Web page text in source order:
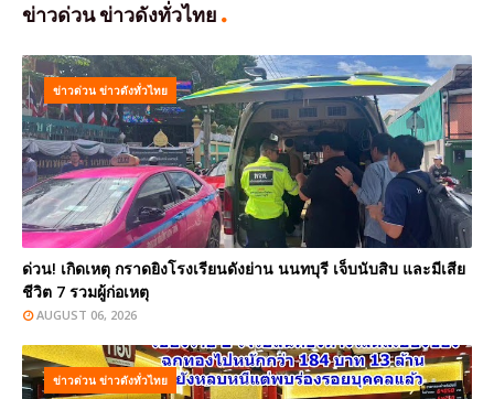
ข่าวด่วน ข่าวดังทั่วไทย
ข่าวด่วน ข่าวดังทั่วไทย
ด่วน! เกิดเหตุ กราดยิงโรงเรียนดังย่าน นนทบุรี เจ็บนับสิบ และมีเสีย
ชีวิต 7 รวมผู้ก่อเหตุ
AUGUST 06, 2026
ข่าวด่วน ข่าวดังทั่วไทย